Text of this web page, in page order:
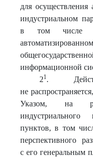
для осуществления
индустриальном
в том числе
информационной
21.
не
Указом, на
пунктов, в том
перспективного
с его генеральным